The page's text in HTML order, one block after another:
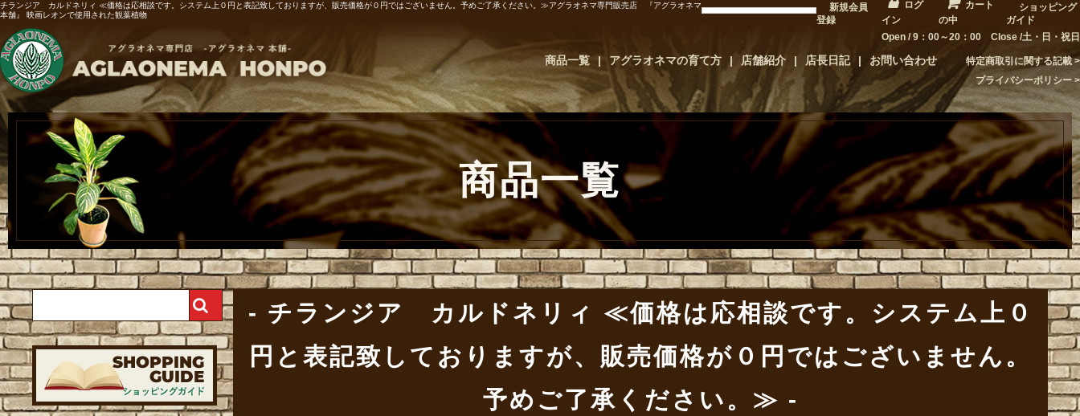
チランジア カルドネリィ ≪価格は応相談です。システム上０円と表記致しておりますが、販売価格が０円ではございません。予めご了承ください。≫アグラオネマ専門販売店 『アグラオネマ
本舗』 映画レオンで使用された観葉植物
新規会員
登録
ログ
イン
カート
の中
ショッピング
ガイド
Open / 9：00～20：00 Close /土・日・祝日
商品一覧 アグラオネマの育て方 店舗紹介 店長日記 お問い合わせ
特定商取引に関する記載
プライバシーポリシー
商品一覧
チランジア カルドネリィ ≪価格は応相談です。システム上０
円と表記致しておりますが、販売価格が０円ではございません。
予めご了承ください。≫